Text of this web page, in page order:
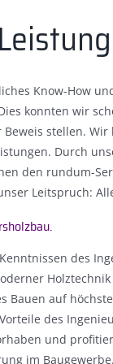
Know-How
konnten wir
stellen.
Durch
den rundum-
Leitspruch:
des
Bauen auf
des
und
im Baugewerbe.